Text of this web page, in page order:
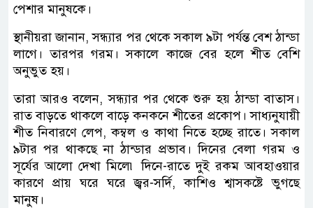
পেশার মানুষকে।
স্থানীয়রা জানান, সন্ধ্যার পর থেকে সকাল ৯টা পর্যন্ত বেশ ঠান্ডা
লাগে। তারপর গরম। সকালে কাজে বের হলে শীত বেশি
অনুভুত হয়।
তারা আরও বলেন, সন্ধ্যার পর থেকে শুরু হয় ঠান্ডা বাতাস।
রাত বাড়তে থাকলে বাড়ে কনকনে শীতের প্রকোপ। সাধ্যনুযায়ী
শীত নিবারণে লেপ, কম্বল ও কাথা নিতে হচ্ছে রাতে। সকাল
৯টার পর থাকছে না ঠান্ডার প্রভাব। দিনের বেলা গরম ও
সূর্যের আলো দেখা মিলে৷ দিনে-রাতে দুই রকম আবহাওয়ার
কারণে প্রায় ঘরে ঘরে জ্বর-সর্দি, কাশিও শ্বাসকষ্টে ভুগছে
মানুষ।